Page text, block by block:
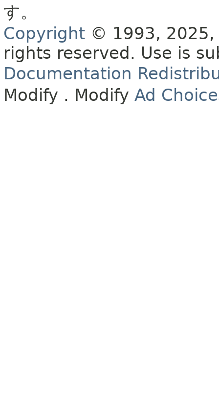
す。
Copyright © 1993,
rights reserved. Use is
Documentation
Modify . Modify Ad